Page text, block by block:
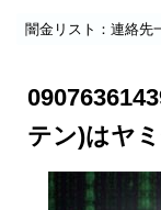
闇金リスト：連絡先
テン)はヤ